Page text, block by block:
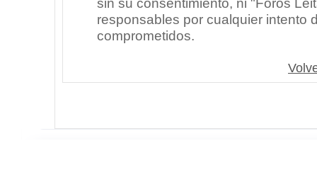
responsables por cualquier intento
comprometidos.